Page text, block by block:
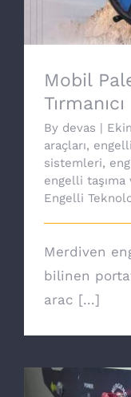
Mobil
Tırmanıcı
By devas |
araçları,
sistemleri,
engelli
Engelli
Merdiven
bilinen
arac [...]